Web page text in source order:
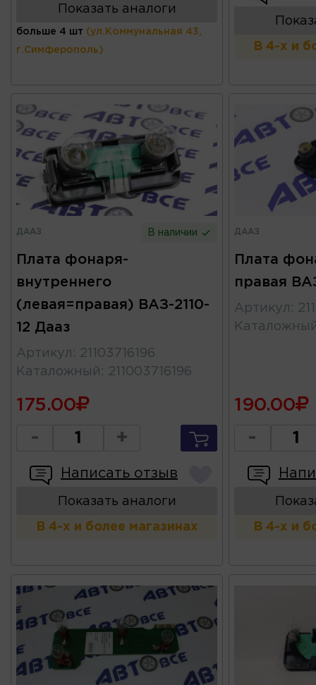
Показать аналоги
больше 4 шт (ул.Коммунальная 43,
г.Симферополь) В 4-х и
ДААЗ В наличии
Плата фонаря-
внутреннего
(левая=правая) ВАЗ-2110-
12 Дааз
Артикул : 21103716196
Каталожный : 211003716196
175.00
- +
Написать отзыв
Показать аналоги
В 4-х и более магазинах
ДААЗ
Плата
правая
Артикул :
190.00
-
В 4-х и